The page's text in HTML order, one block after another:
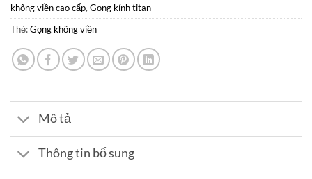
không viền cao cấp, Gọng kính titan
Thẻ:Gọng không viền
Mô tả
Thông tin bổ sung